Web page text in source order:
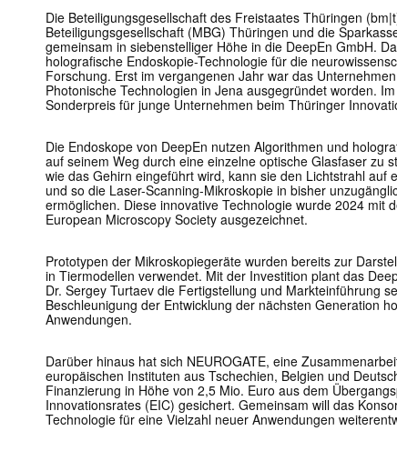
Die Beteiligungsgesellschaft des Freistaates Thüringen
Beteiligungsgesellschaft (MBG) Thüringen und die
gemeinsam in siebenstelliger Höhe in die DeepEn GmbH.
holografische Endoskopie-Technologie für die
Forschung. Erst im vergangenen Jahr war das
Photonische Technologien in Jena ausgegründet worden.
Sonderpreis für junge Unternehmen beim Thüringer
Die Endoskope von DeepEn nutzen Algorithmen und
auf seinem Weg durch eine einzelne optische Glasfaser zu
wie das Gehirn eingeführt wird, kann sie den Lichtstrahl auf
und so die Laser-Scanning-Mikroskopie in bisher
ermöglichen. Diese innovative Technologie wurde 2024 mit
European Microscopy Society ausgezeichnet.
Prototypen der Mikroskopiegeräte wurden bereits zur
in Tiermodellen verwendet. Mit der Investition plant das
Dr. Sergey Turtaev die Fertigstellung und Markteinführung
Beschleunigung der Entwicklung der nächsten Generation
Anwendungen.
Darüber hinaus hat sich NEUROGATE, eine
europäischen Instituten aus Tschechien, Belgien und
Finanzierung in Höhe von 2,5 Mio. Euro aus dem
Innovationsrates (EIC) gesichert. Gemeinsam will das
Technologie für eine Vielzahl neuer Anwendungen